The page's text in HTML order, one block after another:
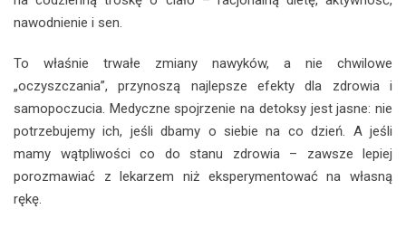
nawodnienie i sen.
To właśnie trwałe zmiany nawyków, a nie chwilowe
„oczyszczania”, przynoszą najlepsze efekty dla zdrowia i
samopoczucia. Medyczne spojrzenie na detoksy jest jasne: nie
potrzebujemy ich, jeśli dbamy o siebie na co dzień. A jeśli
mamy wątpliwości co do stanu zdrowia – zawsze lepiej
porozmawiać z lekarzem niż eksperymentować na własną
rękę.